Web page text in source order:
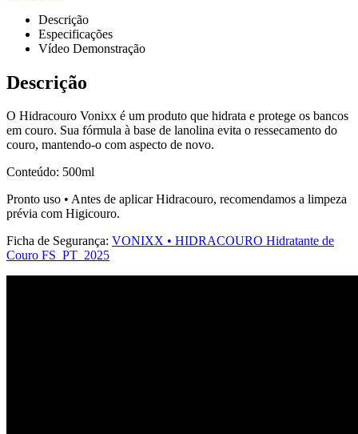
Descrição
Especificações
Vídeo Demonstração
Descrição
O Hidracouro Vonixx é um produto que hidrata e protege os bancos
em couro. Sua fórmula à base de lanolina evita o ressecamento do
couro, mantendo-o com aspecto de novo.
Conteúdo: 500ml
Pronto uso • Antes de aplicar Hidracouro, recomendamos a limpeza
prévia com Higicouro.
Ficha de Segurança: VONIXX • HIDRACOURO Hidratante de
Couro FS_PT_2025